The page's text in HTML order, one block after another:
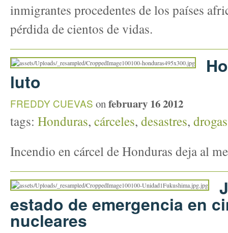
inmigrantes procedentes de los países
pérdida de cientos de vidas.
luto
FREDDY CUEVAS onfebruary 16 2012
tags: Honduras, cárceles, desastres, drogas
Incendio en cárcel de Honduras deja al
estado de emergencia en
nucleares